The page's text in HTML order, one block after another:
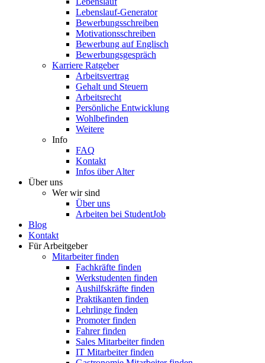
Lebenslauf-Generator
Bewerbungsschreiben
Motivationsschreiben
Bewerbung auf Englisch
Bewerbungsgespräch
Karriere Ratgeber
Arbeitsvertrag
Gehalt und Steuern
Arbeitsrecht
Persönliche Entwicklung
Wohlbefinden
Weitere
Info
FAQ
Kontakt
Infos über Alter
Über uns
Wer wir sind
Über uns
Arbeiten bei StudentJob
Blog
Kontakt
Für Arbeitgeber
Mitarbeiter finden
Fachkräfte finden
Werkstudenten finden
Aushilfskräfte finden
Praktikanten finden
Lehrlinge finden
Promoter finden
Fahrer finden
Sales Mitarbeiter finden
IT Mitarbeiter finden